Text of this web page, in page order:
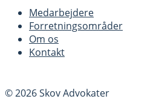
Medarbejdere
Forretningsområder
Om os
Kontakt
© 2026 Skov Advokater